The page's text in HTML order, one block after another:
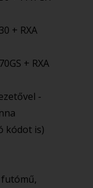
+ RXA
+ RXA
-
kódot is)